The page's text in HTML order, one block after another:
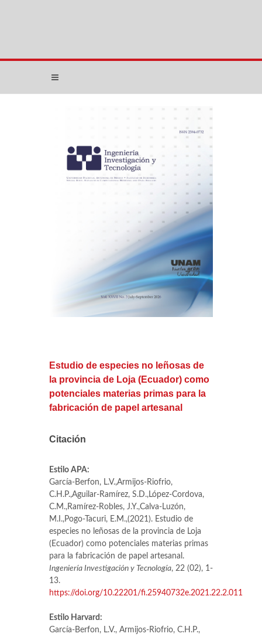
Estudio de especies no leñosas de
la provincia de Loja (Ecuador) como
potenciales materias primas para la
fabricación de papel artesanal
Citación
Estilo APA:
García-Berfon, L.V.,Armijos-Riofrio,
C.H.P.,Aguilar-Ramírez, S.D.,López-Cordova,
C.M.,Ramírez-Robles, J.Y.,Calva-Luzón,
M.I.,Pogo-Tacuri, E.M.,(2021). Estudio de
especies no leñosas de la provincia de Loja
(Ecuador) como potenciales materias primas
para la fabricación de papel artesanal.
Ingeniería Investigación y Tecnología, 22 (02), 1-
13.
https://doi.org/10.22201/fi.25940732e.2021.22.2.011
Estilo Harvard:
García-Berfon, L.V., Armijos-Riofrio, C.H.P.,